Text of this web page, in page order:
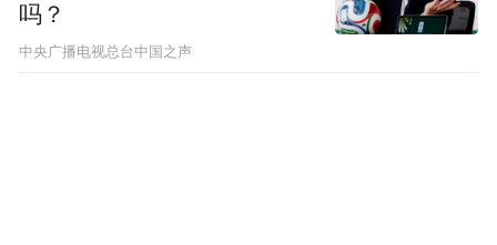
吗？
中央广播电视总台中国之声